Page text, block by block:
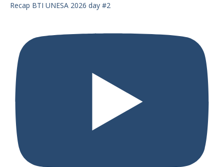
Recap BTI UNESA 2026 day #2